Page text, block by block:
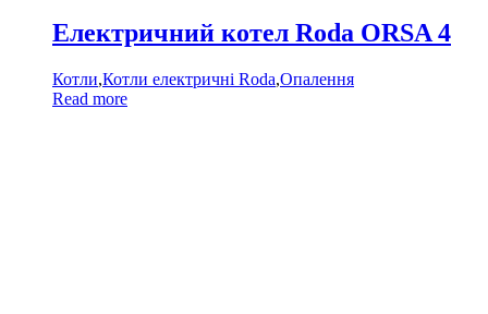
Електричний котел Roda ORSA 4
Котли,Котли електричні Roda,Опалення
Read more